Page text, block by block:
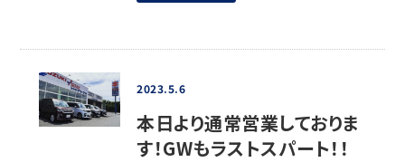
2023.5.6
本日より通常営業しておりま
す！GWもラストスパート！！